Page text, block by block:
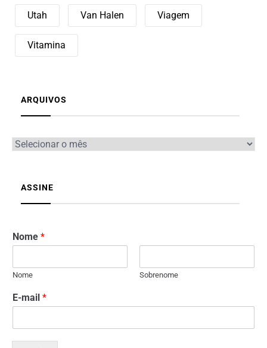
Utah Van Halen Viagem
Vitamina
ARQUIVOS
ASSINE
Nome *
Nome Sobrenome
E-mail *